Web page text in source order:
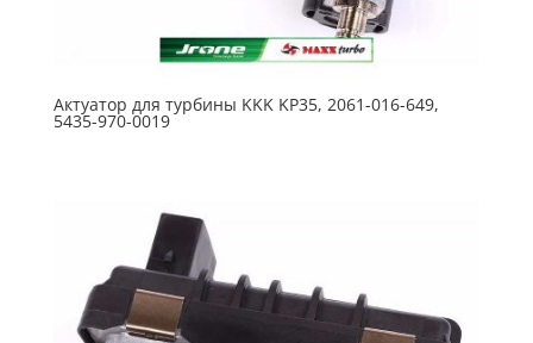
Актуатор для турбины KKK KP35, 2061-016-649,
5435-970-0019